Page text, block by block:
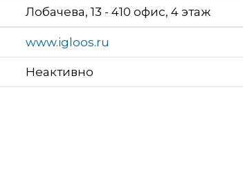
Лобачева, 13 - 410 офис, 4 этаж
www.igloos.ru
Неактивно